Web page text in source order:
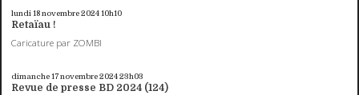
lundi 18novembre 202410h10
Retaïau !
Caricature par ZOMBI
dimanche 17novembre 202423h03
Revue de presse BD 2024 (124)